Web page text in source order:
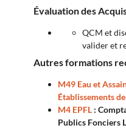
Évaluation des
QCM et
valider et
Autres formations
M49 Eau et
Établissements de
M4 EPFL :
Publics Fonciers